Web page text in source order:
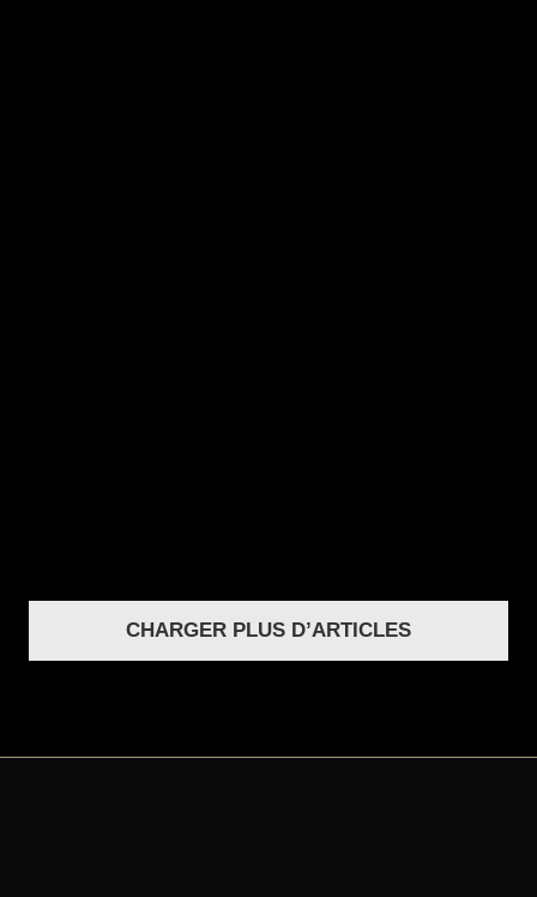
CHARGER PLUS D’ARTICLES